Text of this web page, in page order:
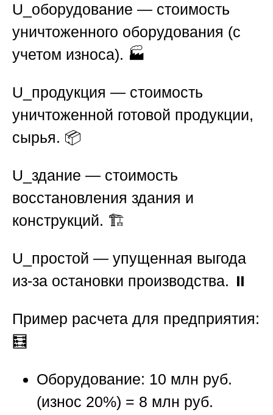
U_оборудование — стоимость
уничтоженного оборудования (с
учетом износа). 🏭
U_продукция — стоимость
уничтоженной готовой продукции,
сырья. 📦
U_здание — стоимость
восстановления здания и
конструкций. 🏗️
U_простой — упущенная выгода
из-за остановки производства. ⏸️
Пример расчета для предприятия:
🧮
Оборудование: 10 млн руб.
(износ 20%) = 8 млн руб.